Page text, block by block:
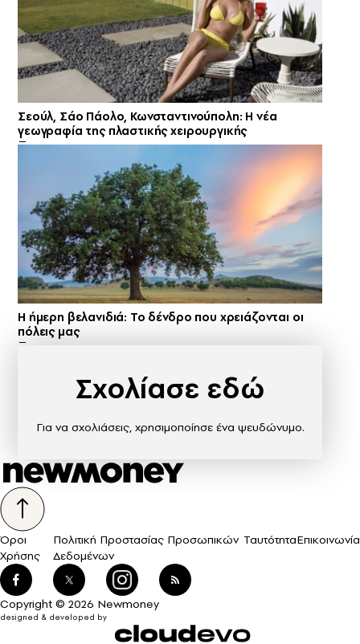
Σεούλ, Σάο Πάολο, Κωνσταντινούπολη: Η νέα
γεωγραφία της πλαστικής χειρουργικής
Η ήμερη βελανιδιά: Το δένδρο που χρειάζονται οι
πόλεις μας
Σχολίασε εδώ
Για να σχολιάσεις, χρησιμοποίησε ένα ψευδώνυμο.
Όροι
Χρήσης
Πολιτική Προστασίας Προσωπικών
Δεδομένων
ΤαυτότηταΕπικοινωνία
Copyright © 2026 Newmoney
designed & developed by